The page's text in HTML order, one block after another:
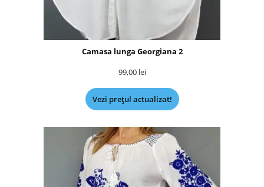
Camasa lunga Georgiana 2
99,00 lei
Vezi prețul actualizat!